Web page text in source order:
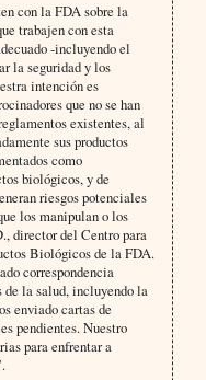
con la FDA sobre la
trabajen con esta
-incluyendo el
la seguridad y los
intención es
que no se han
existentes, al
sus productos
como
biológicos, y de
riesgos potenciales
los manipulan o los
director del Centro para
Biológicos de la FDA.
correspondencia
la salud, incluyendo la
enviado cartas de
pendientes. Nuestro
para enfrentar a